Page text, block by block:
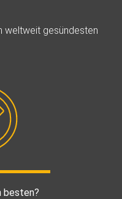
weltweit gesündesten
besten?